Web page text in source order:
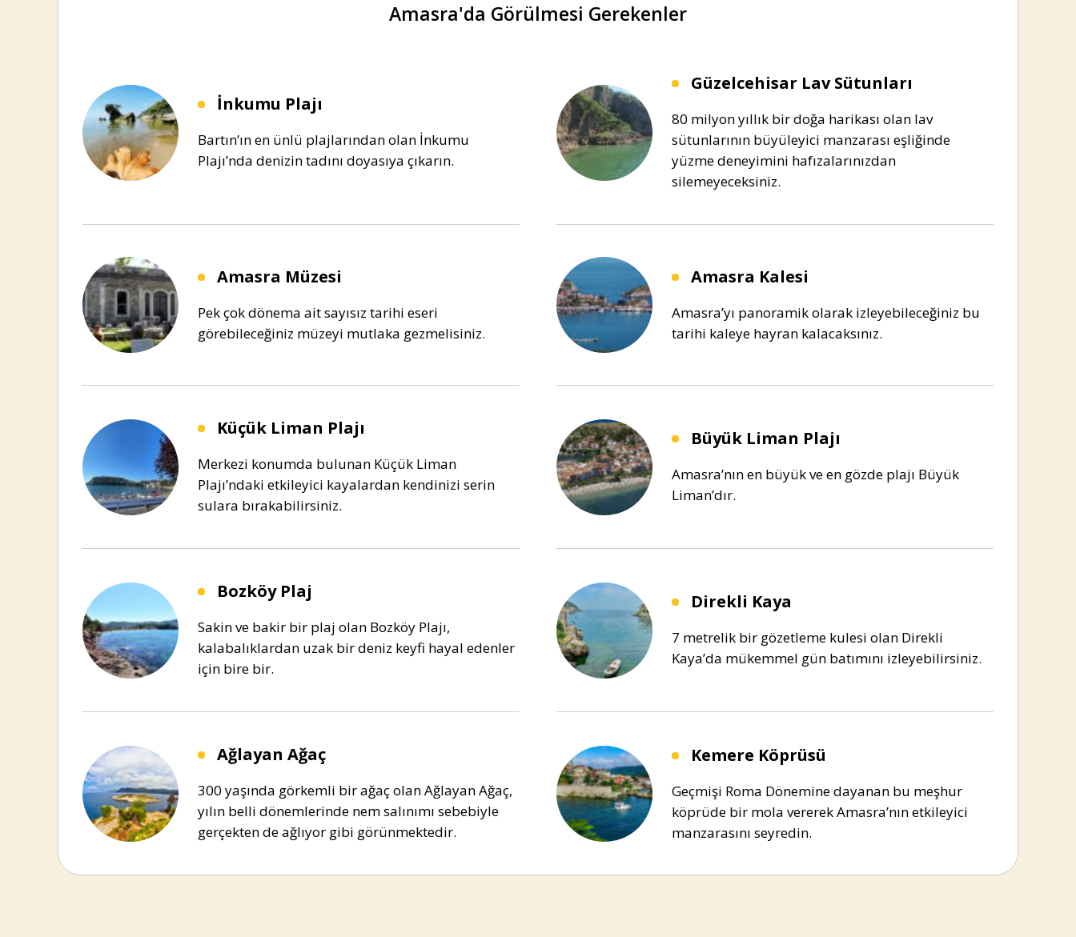
Amasra'da Görülmesi Gerekenler
İnkumu Plajı
Bartın’ın en ünlü plajlarından olan İnkumu
Plajı’nda denizin tadını doyasıya çıkarın.
Güzelcehisar Lav Sütunları
80 milyon yıllık bir doğa harikası olan lav
sütunlarının büyüleyici manzarası eşliğinde
yüzme deneyimini hafızalarınızdan
silemeyeceksiniz.
Amasra Müzesi
Pek çok dönema ait sayısız tarihi eseri
görebileceğiniz müzeyi mutlaka gezmelisiniz.
Amasra Kalesi
Amasra’yı panoramik olarak izleyebileceğiniz bu
tarihi kaleye hayran kalacaksınız.
Küçük Liman Plajı
Merkezi konumda bulunan Küçük Liman
Plajı’ndaki etkileyici kayalardan kendinizi serin
sulara bırakabilirsiniz.
Büyük Liman Plajı
Amasra’nın en büyük ve en gözde plajı Büyük
Liman’dır.
Bozköy Plaj
Sakin ve bakir bir plaj olan Bozköy Plajı,
kalabalıklardan uzak bir deniz keyfi hayal edenler
için bire bir.
Direkli Kaya
7 metrelik bir gözetleme kulesi olan Direkli
Kaya’da mükemmel gün batımını izleyebilirsiniz.
Ağlayan Ağaç
300 yaşında görkemli bir ağaç olan Ağlayan Ağaç,
yılın belli dönemlerinde nem salınımı sebebiyle
gerçekten de ağlıyor gibi görünmektedir.
Kemere Köprüsü
Geçmişi Roma Dönemine dayanan bu meşhur
köprüde bir mola vererek Amasra’nın etkileyici
manzarasını seyredin.